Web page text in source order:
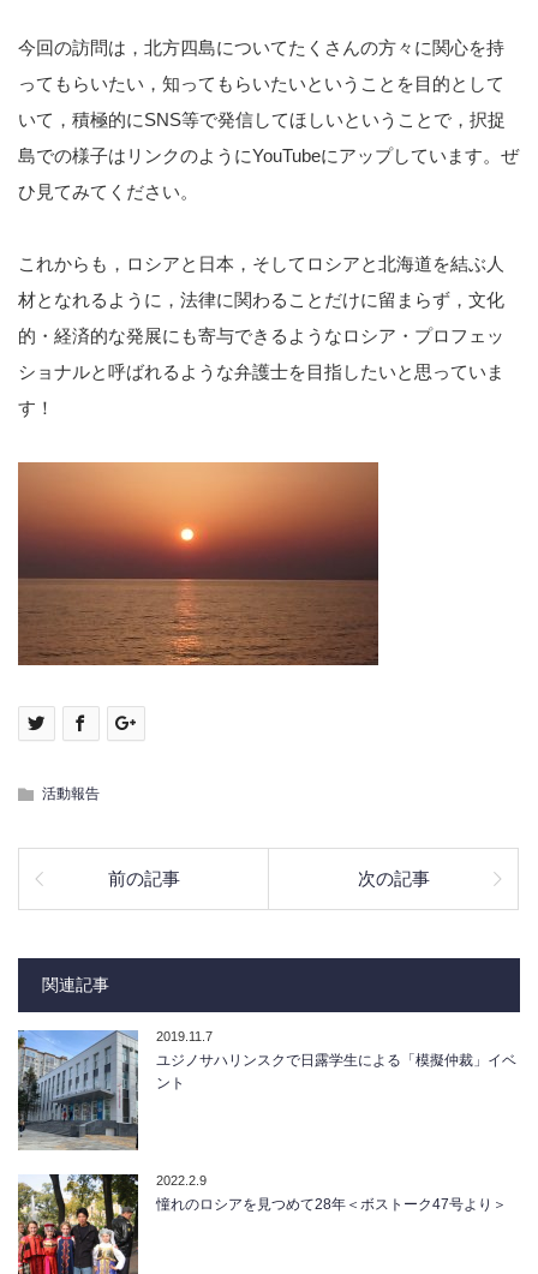
今回の訪問は，北方四島についてたくさんの方々に関心を持
ってもらいたい，知ってもらいたいということを目的として
いて，積極的にSNS等で発信してほしいということで，択捉
島での様子はリンクのようにYouTubeにアップしています。ぜ
ひ見てみてください。
これからも，ロシアと日本，そしてロシアと北海道を結ぶ人
材となれるように，法律に関わることだけに留まらず，文化
的・経済的な発展にも寄与できるようなロシア・プロフェッ
ショナルと呼ばれるような弁護士を目指したいと思っていま
す！
活動報告
前の記事 次の記事
関連記事
2019.11.7
ユジノサハリンスクで日露学生による「模擬仲裁」イベ
ント
2022.2.9
憧れのロシアを見つめて28年＜ボストーク47号より＞